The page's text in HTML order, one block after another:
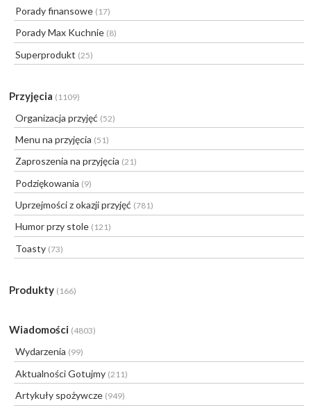
Porady finansowe (17)
Porady Max Kuchnie (8)
Superprodukt (25)
Przyjęcia (1109)
Organizacja przyjęć (52)
Menu na przyjęcia (51)
Zaproszenia na przyjęcia (21)
Podziękowania (9)
Uprzejmości z okazji przyjęć (781)
Humor przy stole (121)
Toasty (73)
Produkty (166)
Wiadomości (4803)
Wydarzenia (99)
Aktualności Gotujmy (211)
Artykuły spożywcze (949)